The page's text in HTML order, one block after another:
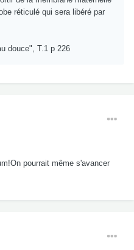
réticulé qui sera libéré par
douce", T.1 p 226
pourrait même s'avancer